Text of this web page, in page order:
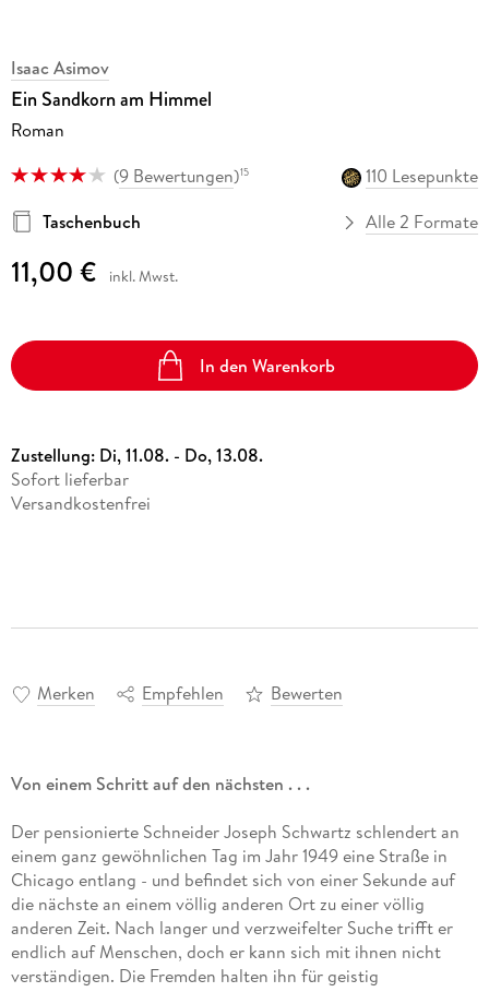
Isaac Asimov
Ein Sandkorn am Himmel
Roman
(9 Bewertungen)15
110 Lesepunkte
Taschenbuch
Alle 2 Formate
11,00 € inkl. Mwst.
In den Warenkorb
Zustellung: Di, 11.08. - Do, 13.08.
Sofort lieferbar
Versandkostenfrei
Merken Empfehlen Bewerten
Von einem Schritt auf den nächsten . . .
Der pensionierte Schneider Joseph Schwartz schlendert an
einem ganz gewöhnlichen Tag im Jahr 1949 eine Straße in
Chicago entlang - und befindet sich von einer Sekunde auf
die nächste an einem völlig anderen Ort zu einer völlig
anderen Zeit. Nach langer und verzweifelter Suche trifft er
endlich auf Menschen, doch er kann sich mit ihnen nicht
verständigen. Die Fremden halten ihn für geistig